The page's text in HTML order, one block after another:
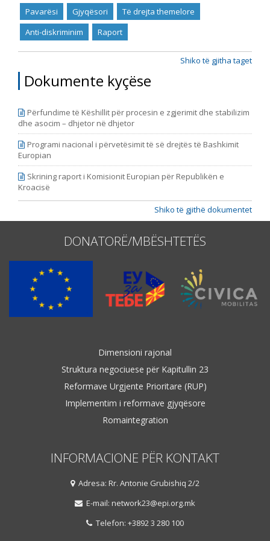
Pavarësi Gjyqësori
Të drejta themelore
Anti-diskriminim
Raport
Shiko të gjitha taget
Dokumente kyçëse
Përfundime të Këshillit për procesin e zgjerimit dhe stabilizim
dhe asocim – dhjetor në dhjetor
Programi nacional i përvetësimit të së drejtës të Bashkimit
Europian
Skrining raport i Komisionit Europian për Republikën e
Kroacisë
Shiko të gjithë dokumentet
DONATORË/MBËSHTETËS
Dimensioni rajonal
Struktura negociuese për Kapitullin 23
Reformave Urgjente Prioritare (RUP)
Implementim i reformave gjyqësore
Romaintegration
INFORMACIONE PËR KONTAKT
Adresa: Rr. Antonie Grubishiq 2/2
E-mail: network23@epi.org.mk
Telefon: +3892 3 280 100